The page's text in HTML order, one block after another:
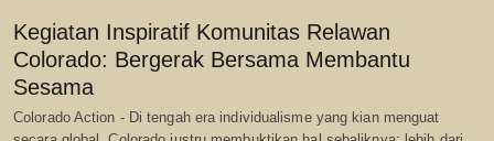
Kegiatan Inspiratif Komunitas Relawan
Colorado: Bergerak Bersama Membantu
Sesama
Colorado Action - Di tengah era individualisme yang kian menguat